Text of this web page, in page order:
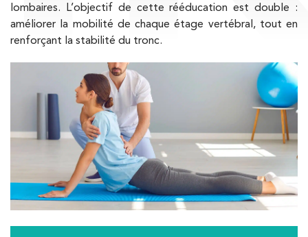
lombaires. L’objectif de cette rééducation est double :
améliorer la mobilité de chaque étage vertébral, tout en
renforçant la stabilité du tronc.
Trouvez votre cabinet de
kinésithérapie IK
Entrez votre adresse afin de trouver le cabinet IK la plus
proche de chez vous :
Filtrer lescabinets avec balnéothérapie